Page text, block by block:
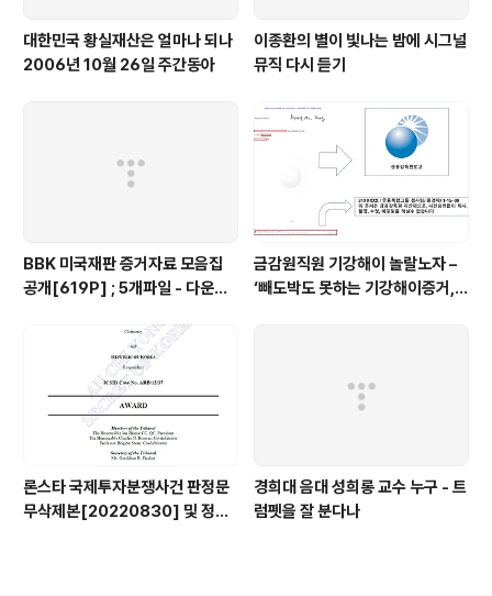
대한민국 황실재산은 얼마나 되나
2006년 10월 26일 주간동아
이종환의 별이 빛나는 밤에 시그널
뮤직 다시 듣기
BBK 미국재판 증거자료 모음집
공개[619P] ; 5개파일 - 다운로
금감원직원 기강해이 놀랄노자 –
‘빼도박도 못하는 기강해이증거,
론스타 국제투자분쟁사건 판정문
무삭제본[20220830] 및 정정
경희대 음대 성희롱 교수 누구 - 트
럼펫을 잘 분다나